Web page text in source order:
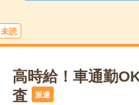
未読
高時給！車通勤
査
派遣